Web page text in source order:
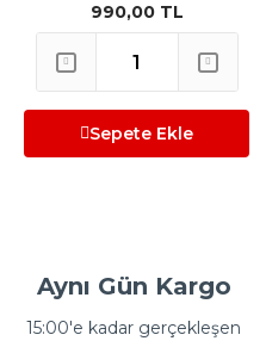
990,00 TL
Sepete Ekle
Aynı Gün Kargo
15:00'e kadar gerçekleşen